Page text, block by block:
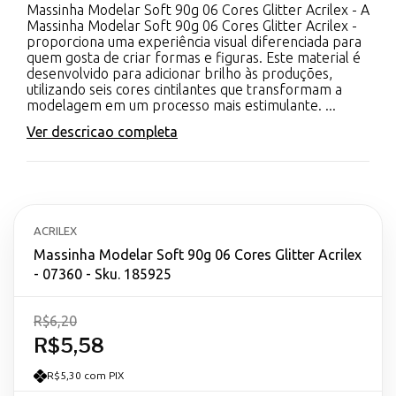
Massinha Modelar Soft 90g 06 Cores Glitter Acrilex - A
Massinha Modelar Soft 90g 06 Cores Glitter Acrilex -
proporciona uma experiência visual diferenciada para
quem gosta de criar formas e figuras. Este material é
desenvolvido para adicionar brilho às produções,
utilizando seis cores cintilantes que transformam a
modelagem em um processo mais estimulante. ...
Ver descricao completa
ACRILEX
Massinha Modelar Soft 90g 06 Cores Glitter Acrilex
- 07360 - Sku. 185925
R$5,58
R$6,20
R$5,30 com PIX